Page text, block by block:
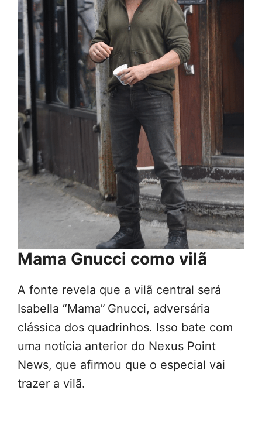
Mama Gnucci como vilã
A fonte revela que a vilã central será
Isabella “Mama” Gnucci, adversária
clássica dos quadrinhos. Isso bate com
uma notícia anterior do Nexus Point
News, que afirmou que o especial vai
trazer a vilã.